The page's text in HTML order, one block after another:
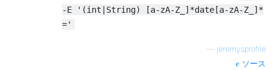
-E '(int|String) [a-zA-Z_]*date[a-zA-Z_]*
='
jeremysprofile
ソース